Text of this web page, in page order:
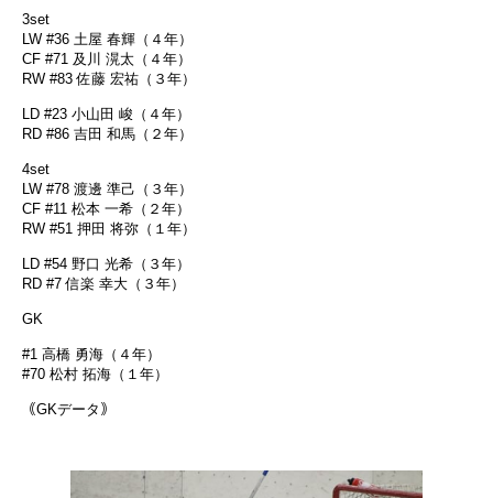
3set
LW #36 土屋 春輝（４年）
CF #71 及川 滉太（４年）
RW #83 佐藤 宏祐（３年）
LD #23 小山田 峻（４年）
RD #86 吉田 和馬（２年）
4set
LW #78 渡邊 準己（３年）
CF #11 松本 一希（２年）
RW #51 押田 将弥（１年）
LD #54 野口 光希（３年）
RD #7 信楽 幸大（３年）
GK
#1 高橋 勇海（４年）
#70 松村 拓海（１年）
｟GKデータ｠